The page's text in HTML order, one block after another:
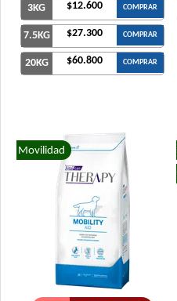
3KG $12.600 COMPRAR
7.5KG $27.300 COMPRAR
20KG $60.800 COMPRAR
Movilidad